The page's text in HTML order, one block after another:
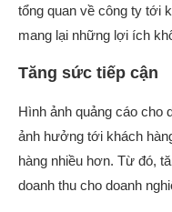
tổng quan về công ty tới
mang lại những lợi ích
Tăng sức tiếp cận
Hình ảnh quảng cáo cho
ảnh hưởng tới khách
hàng nhiều hơn. Từ đó,
doanh thu cho doanh